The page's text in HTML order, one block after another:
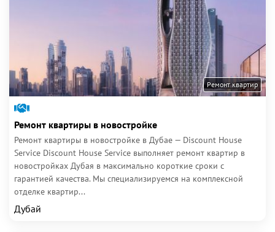
Ремонт квартир
Ремонт квартиры в новостройке
Ремонт квартиры в новостройке в Дубае — Discount House
Service Discount House Service выполняет ремонт квартир в
новостройках Дубая в максимально короткие сроки с
гарантией качества. Мы специализируемся на комплексной
отделке квартир...
Дубай